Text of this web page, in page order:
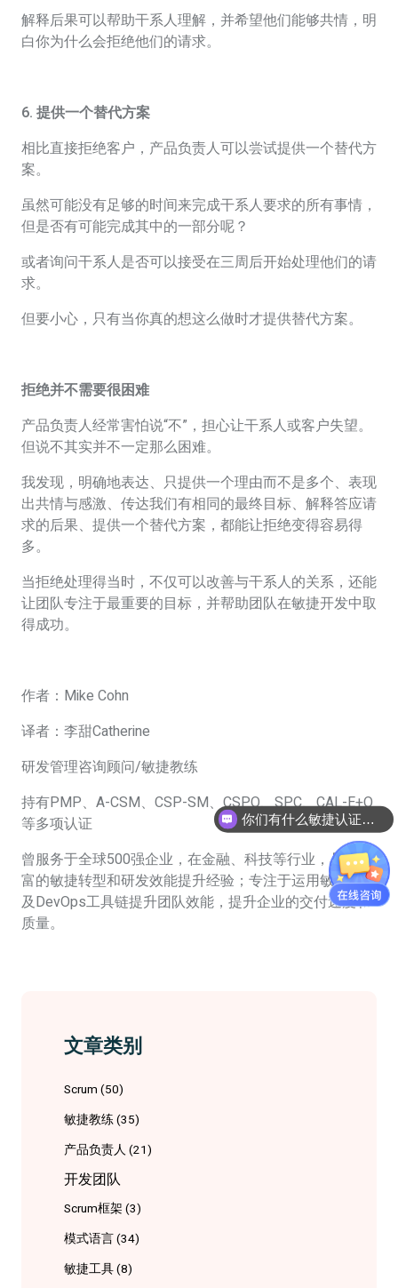
解释后果可以帮助干系人理解，并希望他们能够共情，明
白你为什么会拒绝他们的请求。
6. 提供一个替代方案
相比直接拒绝客户，产品负责人可以尝试提供一个替代方
案。
虽然可能没有足够的时间来完成干系人要求的所有事情，
但是否有可能完成其中的一部分呢？
或者询问干系人是否可以接受在三周后开始处理他们的请
求。
但要小心，只有当你真的想这么做时才提供替代方案。
拒绝并不需要很困难
产品负责人经常害怕说“不”，担心让干系人或客户失望。
但说不其实并不一定那么困难。
我发现，明确地表达、只提供一个理由而不是多个、表现
出共情与感激、传达我们有相同的最终目标、解释答应请
求的后果、提供一个替代方案，都能让拒绝变得容易得
多。
当拒绝处理得当时，不仅可以改善与干系人的关系，还能
让团队专注于最重要的目标，并帮助团队在敏捷开发中取
得成功。
作者：Mike Cohn
译者：李甜Catherine
研发管理咨询顾问/敏捷教练
持有PMP、A-CSM、CSP-SM、CSPO、SPC、CAL-E+O
等多项认证
曾服务于全球500强企业，在金融、科技等行业，具备丰
富的敏捷转型和研发效能提升经验；专注于运用敏捷方法
及DevOps工具链提升团队效能，提升企业的交付速度和
质量。
文章类别
Scrum (50)
敏捷教练(35)
产品负责人(21)
开发团队
Scrum框架 (3)
模式语言(34)
敏捷工具(8)
你们有什么敏捷认证课程吗
认证课程是怎么收费的呢